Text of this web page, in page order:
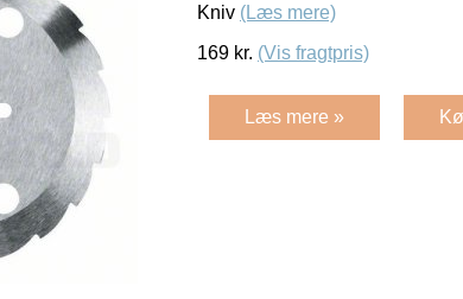
Kniv (Læs mere)
169 kr. (Vis fragtpris)
Læs mere »